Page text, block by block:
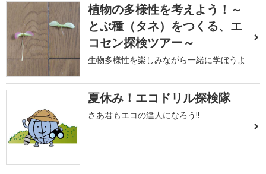
植物の多様性を考えよう！～
とぶ種（タネ）をつくる、エ
コセン探検ツアー～
生物多様性を楽しみながら一緒に学ぼうよ
夏休み！エコドリル探検隊
さあ君もエコの達人になろう!!